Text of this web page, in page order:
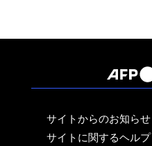
サイトからのお知らせ
サイトに関するヘルプ